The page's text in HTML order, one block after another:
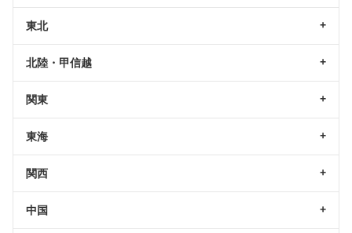
東北
北陸・甲信越
関東
東海
関西
中国